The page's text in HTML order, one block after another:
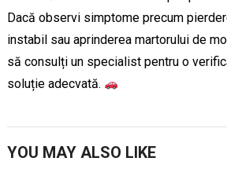
Dacă observi simptome precum
instabil sau aprinderea martorului de
să consulți un specialist pentru o
soluție adecvată.
YOU MAY ALSO LIKE